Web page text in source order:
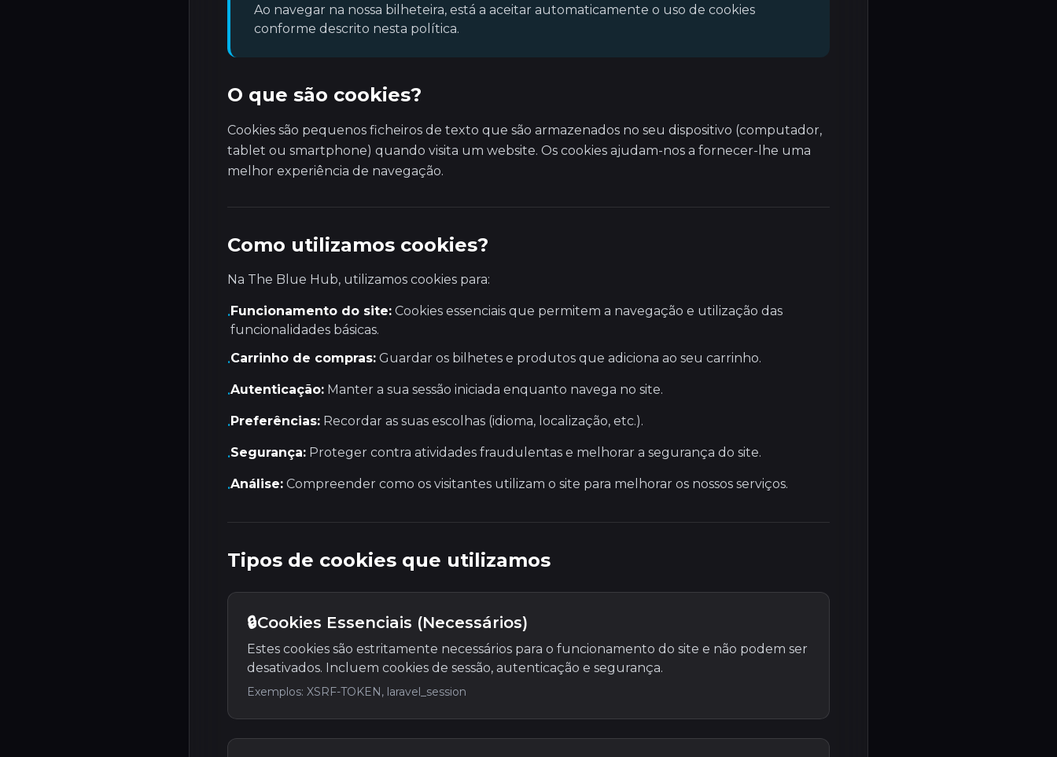
Ao navegar na nossa bilheteira, está a aceitar automaticamente o uso de cookies
conforme descrito nesta política.
O que são cookies?
Cookies são pequenos ficheiros de texto que são armazenados no seu dispositivo (computador,
tablet ou smartphone) quando visita um website. Os cookies ajudam-nos a fornecer-lhe uma
melhor experiência de navegação.
Como utilizamos cookies?
Na The Blue Hub, utilizamos cookies para:
•Funcionamento do site: Cookies essenciais que permitem a navegação e utilização das
funcionalidades básicas.
•Carrinho de compras: Guardar os bilhetes e produtos que adiciona ao seu carrinho.
•Autenticação: Manter a sua sessão iniciada enquanto navega no site.
•Preferências: Recordar as suas escolhas (idioma, localização, etc.).
•Segurança: Proteger contra atividades fraudulentas e melhorar a segurança do site.
•Análise: Compreender como os visitantes utilizam o site para melhorar os nossos serviços.
Tipos de cookies que utilizamos
🔒Cookies Essenciais (Necessários)
Estes cookies são estritamente necessários para o funcionamento do site e não podem ser
desativados. Incluem cookies de sessão, autenticação e segurança.
Exemplos: XSRF-TOKEN, laravel_session